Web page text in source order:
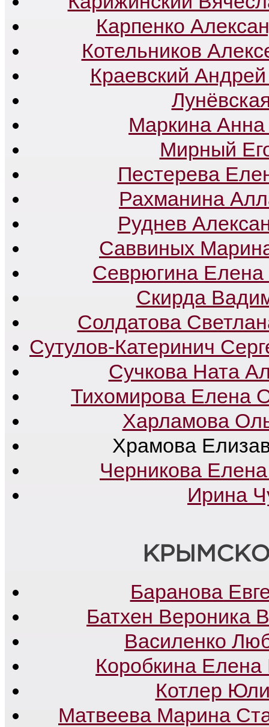
Карпенко
Котельников
Краевский
Маркина Анна
Мирный
Пестерева
Рахманина
Руднев
Саввиных
Севрюгина Елена
Скирда
Солдатова
Сутулов-Катеринич
Сучкова Ната
Тихомирова Елена
Харламова
Храмова
Черникова
Ирина
Баранова
Батхен Вероника
Василенко
Коробкина
Котлер
Матвеева Марина